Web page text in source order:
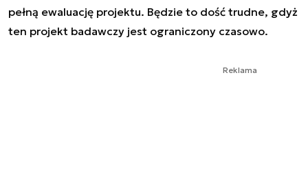
pełną ewaluację projektu. Będzie to dość trudne, gdyż
ten projekt badawczy jest ograniczony czasowo.
Reklama